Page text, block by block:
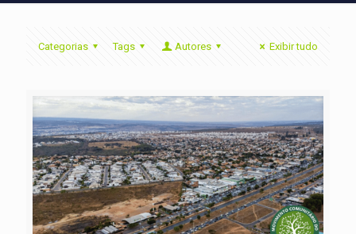
Categorias Tags Autores Exibir tudo